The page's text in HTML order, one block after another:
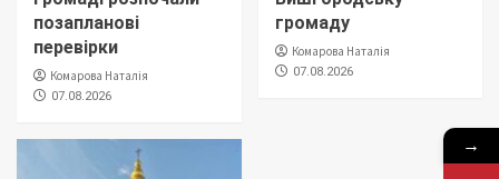
позапланові
перевірки
Комарова Наталія
07.08.2026
громаду
Комарова Наталія
07.08.2026
→